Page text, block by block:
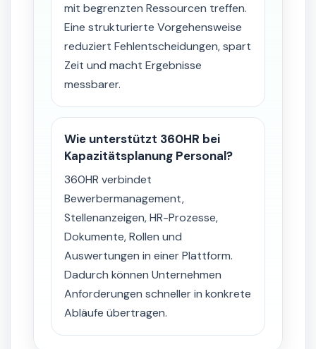
mit begrenzten Ressourcen treffen.
Eine strukturierte Vorgehensweise
reduziert Fehlentscheidungen, spart
Zeit und macht Ergebnisse
messbarer.
Wie unterstützt 360HR bei
Kapazitätsplanung Personal?
360HR verbindet
Bewerbermanagement,
Stellenanzeigen, HR-Prozesse,
Dokumente, Rollen und
Auswertungen in einer Plattform.
Dadurch können Unternehmen
Anforderungen schneller in konkrete
Abläufe übertragen.